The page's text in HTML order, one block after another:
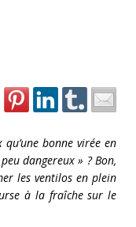
bonne virée en
dangereux » ? Bon,
les ventilos en plein
à la fraîche sur le